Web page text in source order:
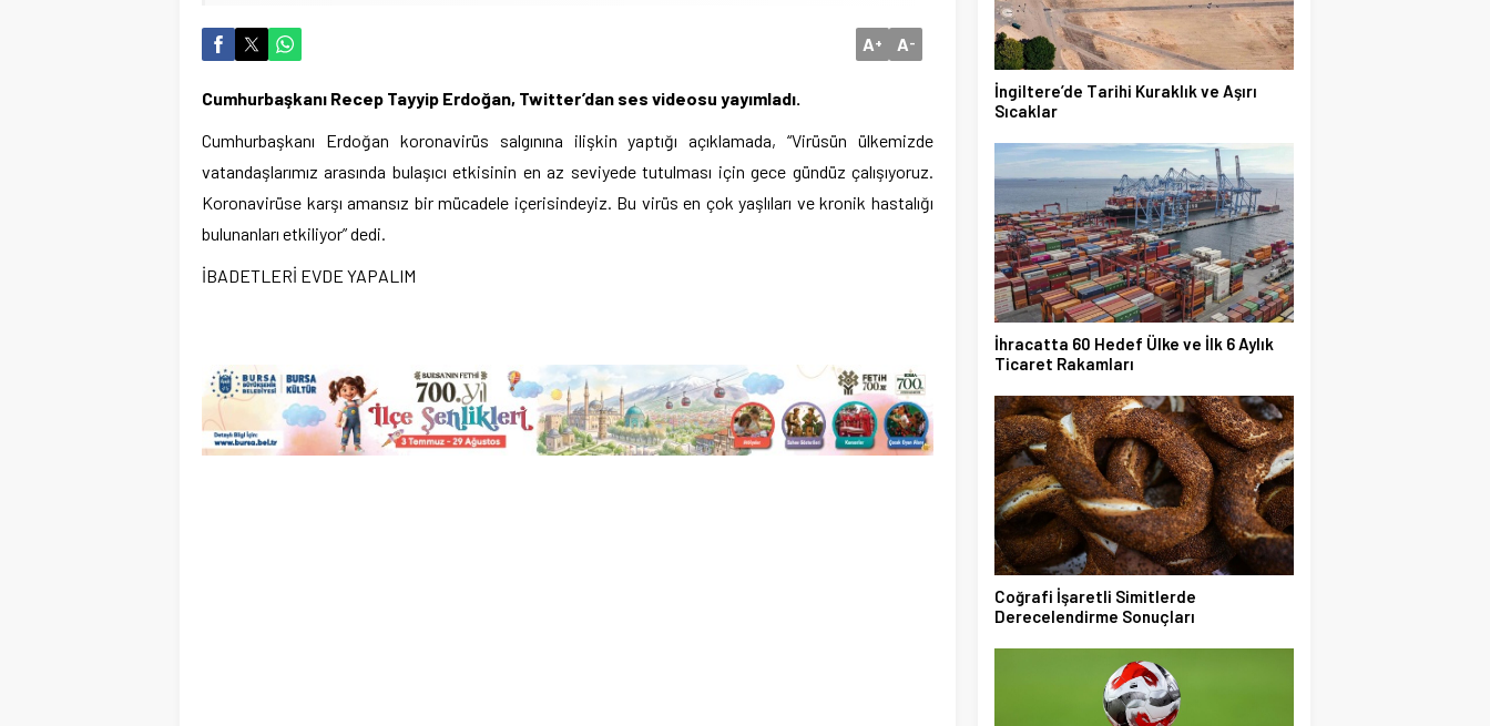
A+ A-
Cumhurbaşkanı Recep Tayyip Erdoğan, Twitter’dan ses videosu yayımladı.
Cumhurbaşkanı Erdoğan koronavirüs salgınına ilişkin yaptığı açıklamada, “Virüsün ülkemizde
vatandaşlarımız arasında bulaşıcı etkisinin en az seviyede tutulması için gece gündüz çalışıyoruz.
Koronavirüse karşı amansız bir mücadele içerisindeyiz. Bu virüs en çok yaşlıları ve kronik hastalığı
bulunanları etkiliyor” dedi.
İBADETLERİ EVDE YAPALIM
İngiltere’de Tarihi Kuraklık ve Aşırı
Sıcaklar
İhracatta 60 Hedef Ülke ve İlk 6 Aylık
Ticaret Rakamları
Coğrafi İşaretli Simitlerde
Derecelendirme Sonuçları